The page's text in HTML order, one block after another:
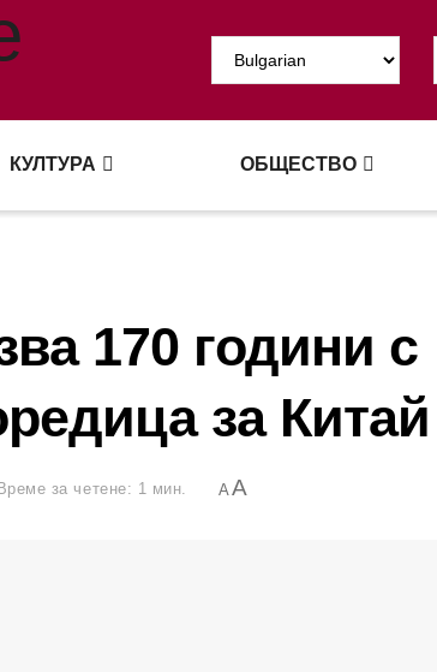
КУЛТУРА ОБЩЕСТВО
170 години с
за Китай
Време за четене: 1 мин. AA